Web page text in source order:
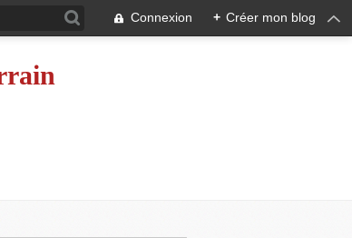
Connexion + Créer mon blog